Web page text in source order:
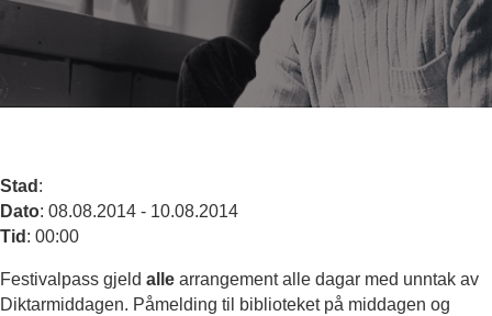
Stad :
Dato: 08.08.2014 - 10.08.2014
Tid : 00:00
Festivalpass gjeld alle arrangement alle dagar med unntak av
Diktarmiddagen. Påmelding til biblioteket på middagen og